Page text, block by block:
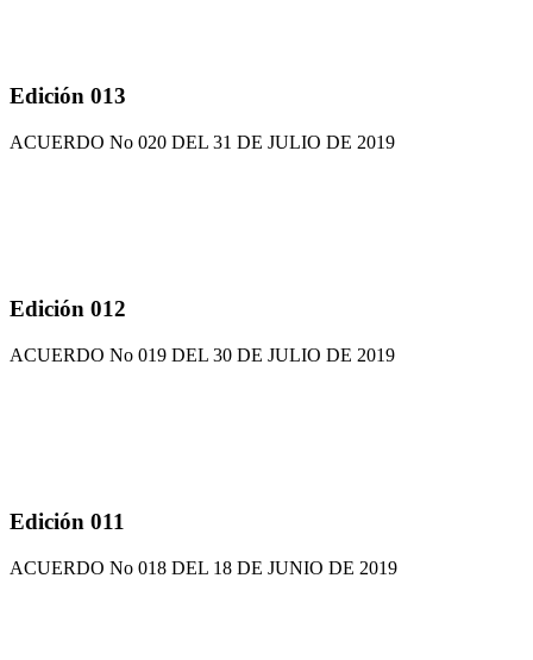
Edición 013
ACUERDO No 020 DEL 31 DE JULIO DE 2019
Edición 012
ACUERDO No 019 DEL 30 DE JULIO DE 2019
Edición 011
ACUERDO No 018 DEL 18 DE JUNIO DE 2019